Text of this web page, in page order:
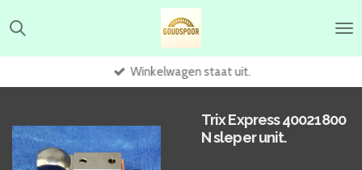
direct
hoofdinhoud
Winkelwagen staat uit.
Trix Express 40021800
N sleper unit.